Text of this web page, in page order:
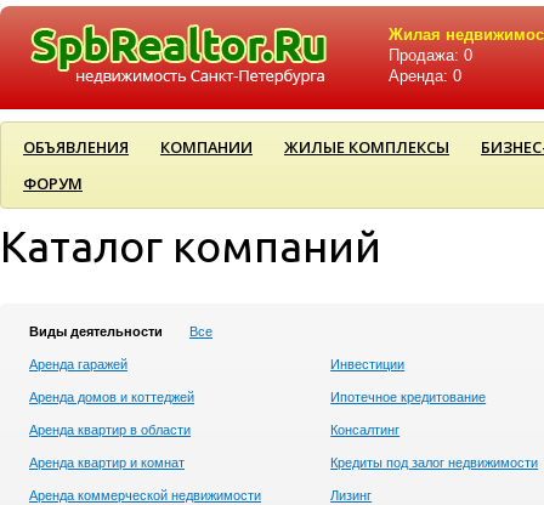
Жилая
Продажа: 0
Аренда: 0
ОБЪЯВЛЕНИЯ КОМПАНИИ ЖИЛЫЕ КОМПЛЕКСЫ
ФОРУМ
Каталог компаний
Виды деятельности Все
Аренда гаражей
Аренда домов и коттеджей
Аренда квартир в области
Аренда квартир и комнат
Аренда коммерческой недвижимости
Инвестиции
Ипотечное кредитование
Консалтинг
Кредиты под залог недвижимости
Лизинг